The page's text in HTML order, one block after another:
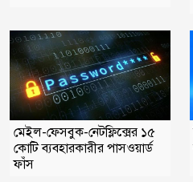
মেইল-ফেসবুক-নেটফ্লিক্সের ১৫
কোটি ব্যবহারকারীর পাসওয়ার্ড
ফাঁস